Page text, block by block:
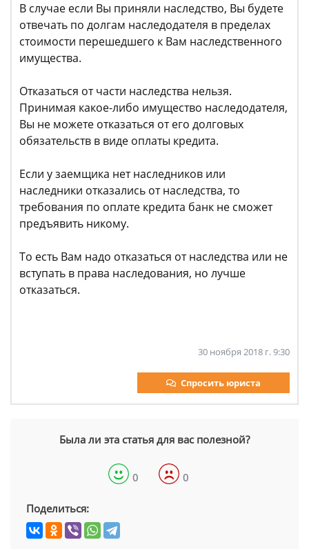
В случае если Вы приняли наследство, Вы будете
отвечать по долгам наследодателя в пределах
стоимости перешедшего к Вам наследственного
имущества.
Отказаться от части наследства нельзя.
Принимая какое-либо имущество наследодателя,
Вы не можете отказаться от его долговых
обязательств в виде оплаты кредита.
Если у заемщика нет наследников или
наследники отказались от наследства, то
требования по оплате кредита банк не сможет
предъявить никому.
То есть Вам надо отказаться от наследства или не
вступать в права наследования, но лучше
отказаться.
30 ноября 2018 г. 9:30
Спросить юриста
Была ли эта статья для вас полезной?
0 0
Поделиться: